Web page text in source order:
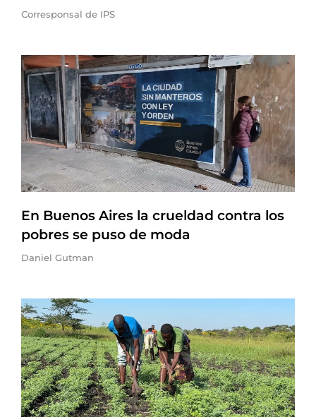
Corresponsal de IPS
En Buenos Aires la crueldad contra los
pobres se puso de moda
Daniel Gutman